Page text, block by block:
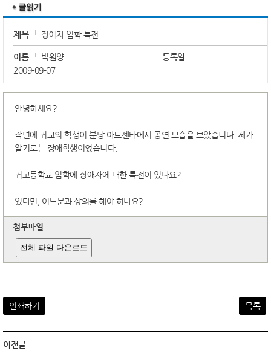
제목 장애자 입학 특전
이름 박원양
등록일
2009-09-07
안녕하세요?
작년에 귀교의 학생이 분당 아트센타에서 공연 모습을 보았습니다. 제가
알기로는 장애학생이었습니다.
귀고등학교 입학에 장애자에 대한 특전이 있나요?
있다면, 어느분과 상의를 해야 하나요?
첨부파일
전체 파일 다운로드
인쇄하기 목록
이전글